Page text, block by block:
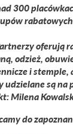
300
oferują
odzież,
i stemple,
udzielane są na
Milena
do